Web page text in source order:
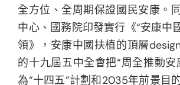
全方位、全周期保證國民安康。
中心、國務院印發實行《“安康中
領》，安康中國扶植的頂層
的十九屆五中全會把“周全推動安
為“十四五”計劃和2035年前景目